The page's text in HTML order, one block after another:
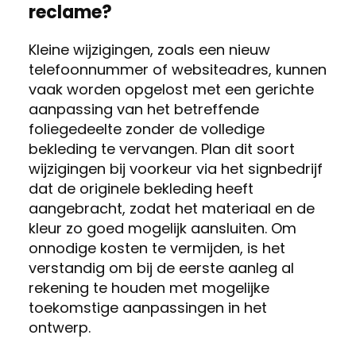
reclame?
Kleine wijzigingen, zoals een nieuw
telefoonnummer of websiteadres, kunnen
vaak worden opgelost met een gerichte
aanpassing van het betreffende
foliegedeelte zonder de volledige
bekleding te vervangen. Plan dit soort
wijzigingen bij voorkeur via het signbedrijf
dat de originele bekleding heeft
aangebracht, zodat het materiaal en de
kleur zo goed mogelijk aansluiten. Om
onnodige kosten te vermijden, is het
verstandig om bij de eerste aanleg al
rekening te houden met mogelijke
toekomstige aanpassingen in het
ontwerp.